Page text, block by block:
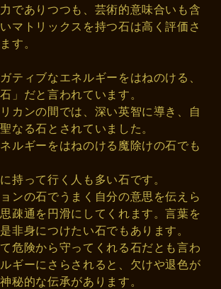
でありつつも、芸術的意味合いも含
マトリックスを持つ石は高く評価さ
す。
ティブなエネルギーをはねのける、
」だと言われています。
カンの間では、深い英智に導き、自
なる石とされていました。
ルギーをはねのける魔除けの石でも
持って行く人も多い石です。
ンの石でうまく自分の意思を伝えら
疎通を円滑にしてくれます。言葉を
非身につけたい石でもあります。
危険から守ってくれる石だとも言わ
ギーにさらされると、欠けや退色が
秘的な伝承があります。